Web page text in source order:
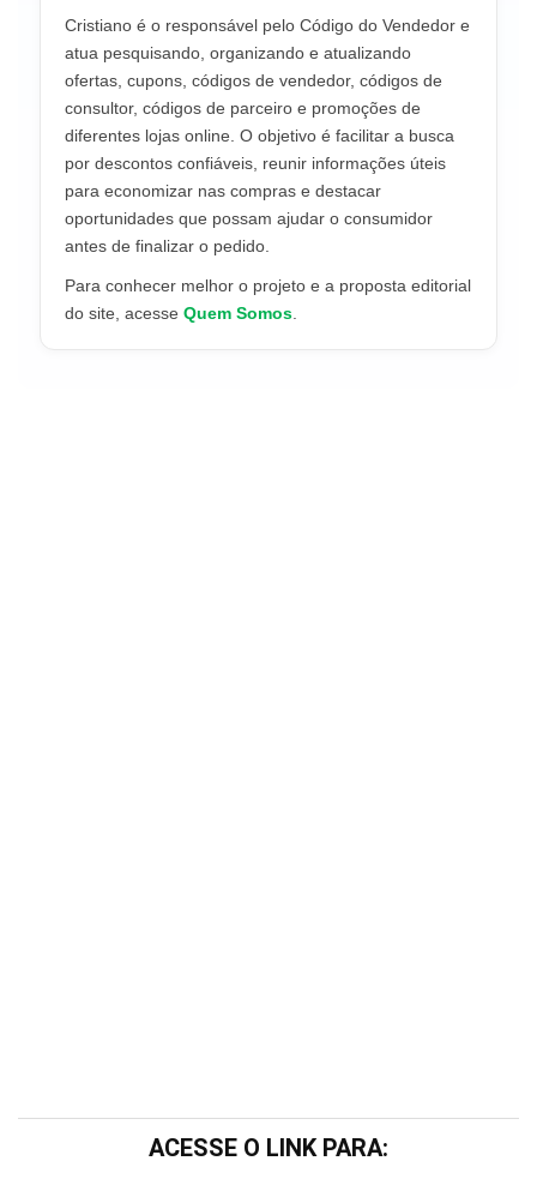
Cristiano é o responsável pelo Código do Vendedor e
atua pesquisando, organizando e atualizando
ofertas, cupons, códigos de vendedor, códigos de
consultor, códigos de parceiro e promoções de
diferentes lojas online. O objetivo é facilitar a busca
por descontos confiáveis, reunir informações úteis
para economizar nas compras e destacar
oportunidades que possam ajudar o consumidor
antes de finalizar o pedido.
Para conhecer melhor o projeto e a proposta editorial
do site, acesse Quem Somos
ACESSE O LINK PARA: